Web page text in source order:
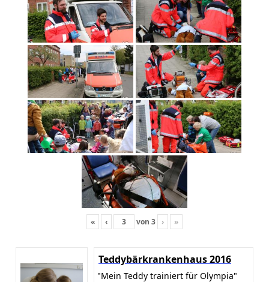
« ‹ von 3 › »
Teddybärkrankenhaus 2016
"Mein Teddy trainiert für Olympia"